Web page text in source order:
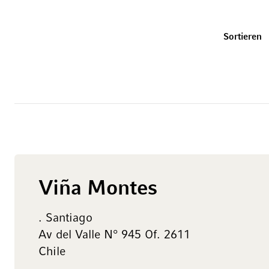
Sortieren
Viña Montes
. Santiago
Av del Valle N° 945 Of. 2611
Chile